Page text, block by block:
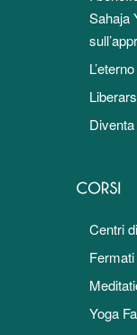
Sahaja
Centri
Yoga